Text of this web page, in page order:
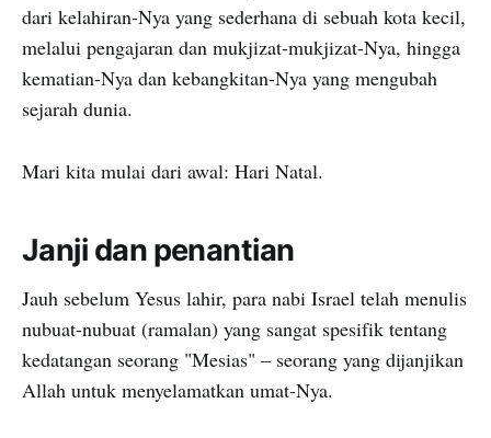
dari kelahiran-Nya yang sederhana di sebuah kota kecil,
melalui pengajaran dan mukjizat-mukjizat-Nya, hingga
kematian-Nya dan kebangkitan-Nya yang mengubah
sejarah dunia.
Mari kita mulai dari awal: Hari Natal.
Janji dan penantian
Jauh sebelum Yesus lahir, para nabi Israel telah menulis
nubuat-nubuat (ramalan) yang sangat spesifik tentang
kedatangan seorang "Mesias" – seorang yang dijanjikan
Allah untuk menyelamatkan umat-Nya.